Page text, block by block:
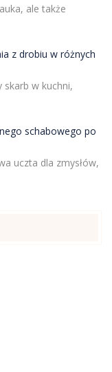
ale także
z drobiu w różnych
w kuchni,
schabowego po
uczta dla zmysłów,